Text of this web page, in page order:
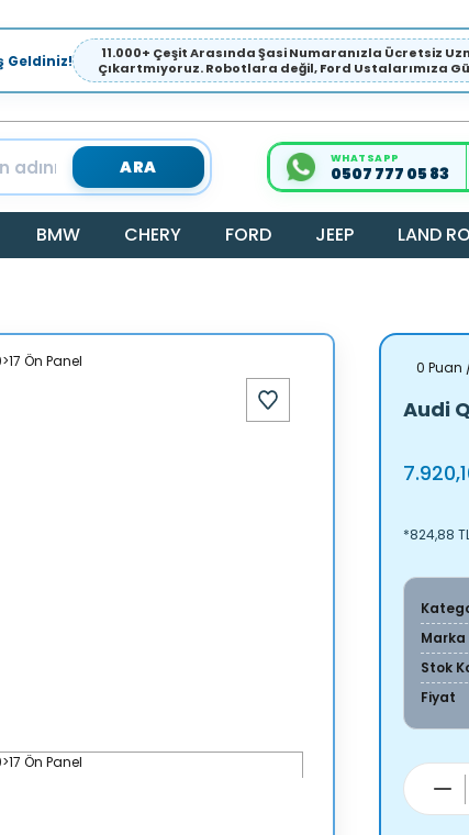
Geldiniz!
11.000+ Çeşit Arasında Şasi Numaranızla Ücretsiz
Çıkartmıyoruz. Robotlara değil, Ford Ustalarımıza
ARA WHATSAPP
0507 777 05 83
BMW CHERY FORD JEEP LAND
0 Puan
Audi
*824,88
Marka
Stok
Fiyat